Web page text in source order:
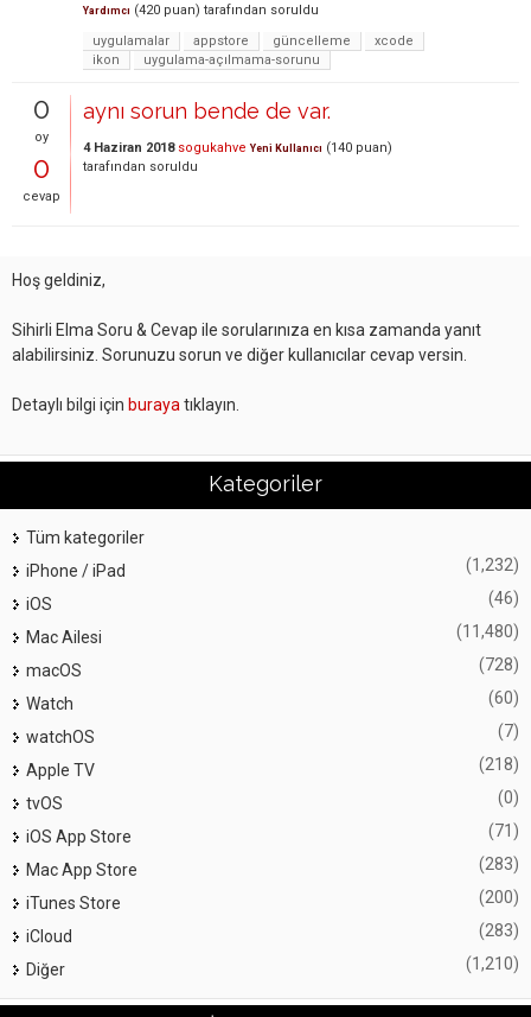
Yardımcı (420 puan) tarafından soruldu
uygulamalar
appstore güncelleme
xcode
ikon
uygulama-açılmama-sorunu
0
oy
0
cevap
aynı sorun bende de var.
4 Haziran 2018 sogukahve Yeni Kullanıcı (140 puan)
tarafından soruldu
Hoş geldiniz,
Sihirli Elma Soru & Cevap ile sorularınıza en kısa zamanda yanıt
alabilirsiniz. Sorunuzu sorun ve diğer kullanıcılar cevap versin.
Detaylı bilgi için buraya tıklayın.
Kategoriler
Tüm kategoriler
iPhone / iPad
(1,232)
iOS (46)
Mac Ailesi (11,480)
macOS (728)
Watch (60)
watchOS (7)
Apple TV (218)
tvOS (0)
iOS App Store (71)
Mac App Store (283)
iTunes Store (200)
iCloud (283)
Diğer (1,210)